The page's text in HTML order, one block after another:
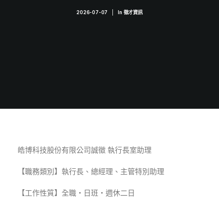
2026-07-07 In 徵才資訊
皓博科技股份有限公司誠徵 執行長室助理
【職務類別】執行長、總經理、主管特別助理
【工作性質】全職・日班・週休二日